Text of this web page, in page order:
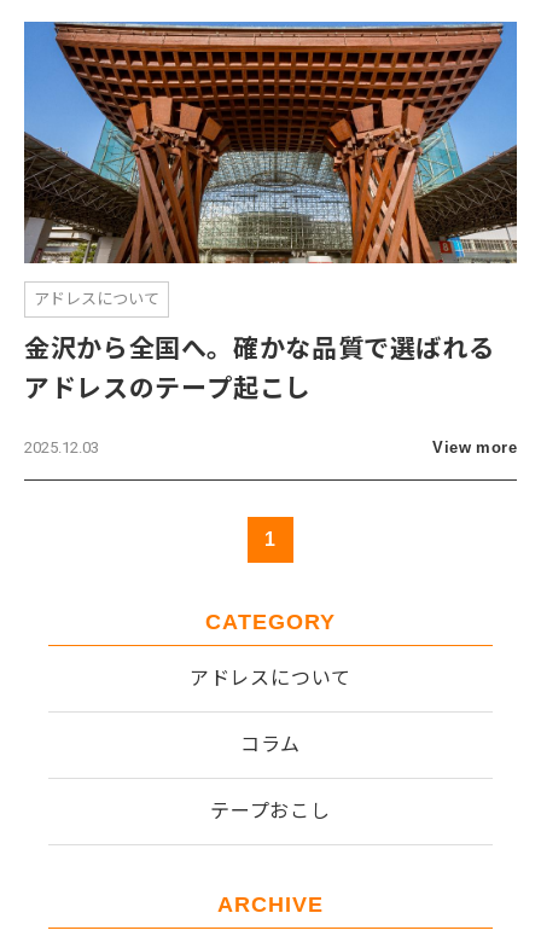
アドレスについて
金沢から全国へ。確かな品質で選ばれる
アドレスのテープ起こし
2025.12.03 View more
1
CATEGORY
アドレスについて
コラム
テープおこし
ARCHIVE